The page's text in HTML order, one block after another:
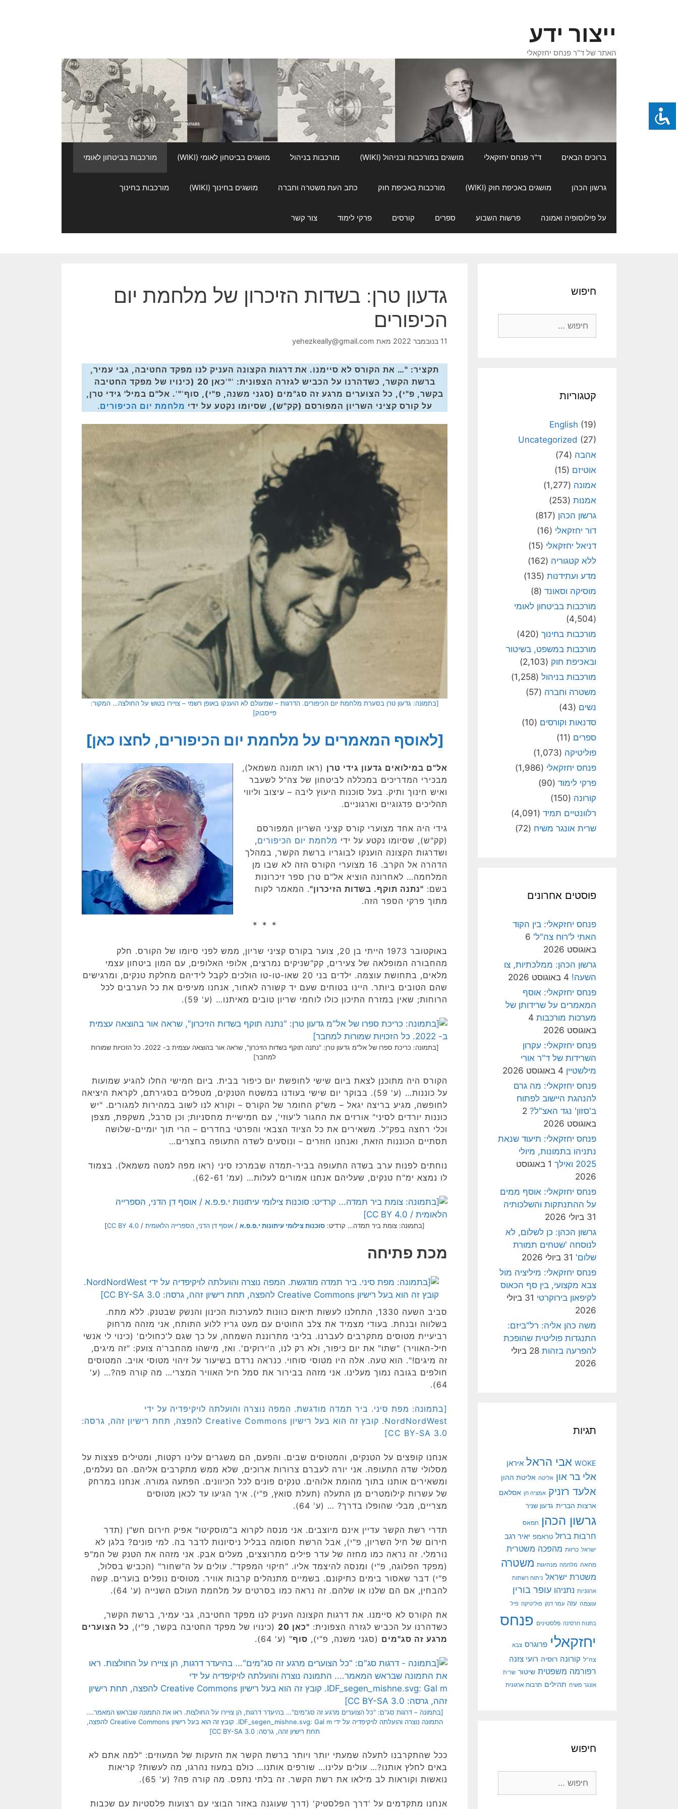
ייצור ידע
האתר של ד"ר פנחס יחזקאלי
ברוכים הבאים ד"ר פנחס יחזקאלי מושגים במורכבות ובניהול (WIKI) מורכבות בניהול מושגים בביטחון לאומי (WIKI) מורכבות בביטחון לאומי
גרשון הכהן מושגים באכיפת חוק (WIKI) מורכבות באכיפת חוק כתב העת משטרה וחברה מושגים בחינוך (WIKI) מורכבות בחינוך
על פילוסופיה ואמונה פרשות השבוע ספרים קורסים פרקי לימוד צור קשר
גדעון טרן: בשדות הזיכרון של מלחמת יום
הכיפורים
11 בנובמבר 2022 מאת yehezkeally@gmail.com
תקציר: "… את הקורס לא סיימנו. את דרגות הקצונה העניק לנו מפקד החטיבה, גבי עמיר,
ברשת הקשר, כשדהרנו על הכביש לגזרה הצפונית: '
"
'
כאן 20 (כינויו של מפקד החטיבה
בקשר, פ"י), כל הצוערים מרגע זה סג"מים (סגני משנה, פ"י), סוף'
"
'. אל"ם במיל' גידי טרן,
על קורס קציני השריון המפורסם (קק"ש), שסיומו נקטע על ידי מלחמת יום הכיפורים.
[בתמונה: גדעון טרן בסערת מלחמת יום הכיפורים. הדרגות – שמעולם לא הוענקו באופן רשמי – צויירו בטוש על החולצה… המקור:
פייסבוק]
[לאוסף המאמרים על מלחמת יום הכיפורים, לחצו כאן]
אל"ם במילואים גדעון גידי טרן (ראו תמונה משמאל),
מבכירי המדריכים במכללה לביטחון של צה"ל לשעבר
ואיש חינוך ותיק. בעל סוכנות היעוץ ליבה – עיצוב וליווי
תהליכים פדגוגיים וארגוניים.
גידי היה אחד מצוערי קורס קציני השריון המפורסם
(קק"ש), שסיומו נקטע על ידי מלחמת יום הכיפורים,
ושדרגות הקצונה הוענקו לבוגריו ברשת הקשר, במהלך
הדהרה אל הקרב. 16 מצוערי הקורס הזה לא שבו מן
המלחמה… לאחרונה הוציא אל"ם טרן ספר זיכרונות
בשם: "נתנה תוקף. בשדות הזיכרון". המאמר לקוח
מתוך פרקי הספר הזה.
* * *
באוקטובר 1973 הייתי בן 20, צוער בקורס קציני שריון, ממש לפני סיומו של הקורס. חלק
מהחבורה המופלאה של צעירים, קק"שניקים נמרצים, אלופי האלופים, עם המון ביטחון עצמי
מלאים, בתחושת עוצמה. ילדים בני 20 שאו-טו-טו הולכים לקבל לידיהם מחלקת טנקים, ומרגישים
שהם הטובים ביותר. היינו בטוחים שעם יד קשורה לאחור, אנחנו מעיפים את כל הערבים לכל
הרוחות; שאין במזרח התיכון כולו לוחמי שריון טובים מאיתנו… (ע' 59).
[בתמונה: כריכת ספרו של אל"מ גדעון טרן: "נתנה תוקף בשדות הזיכרון", שראה אור בהוצאה עצמית ב- 2022. כל הזכויות שמורות
למחבר]
הקורס היה מתוכנן לצאת ביום שישי לחופשת יום כיפור בבית. ביום חמישי החלו להגיע שמועות
על כוננות… (ע' 59). בבוקר יום שישי בעודנו במשטח הטנקים, מטפלים בסגירתם, לקראת היציאה
לחופשה, מגיע בריצה יגאל – מש"ק החומר של הקורס – וקורא לנו לשוב במהירות למגורים. "יש
כוננות יורדים לסיני" אורזים את החגור ל'עוזי', עם חמישיית מחסניות; וכן סרבל, משקפת, מצפן
וכלי רחצה בפק"ל. משאירים את כל הציוד הצבאי והפרטי בחדרים – הרי תוך יומיים-שלושה
תסתיים הכוננות הזאת, ואנחנו חוזרים – ונוסעים לשדה התעופה בחצרים…
נוחתים לפנות ערב בשדה התעופה בביר-תמדה שבמרכז סיני (ראו מפה למטה משמאל). בצמוד
לו נמצא ימ"ח טנקים, שעליהם אנחנו אמורים לעלות… (עמ' 62-61).
[בתמונה: צומת ביר תמדה… קרדיט: סוכנות צילומי עיתונות י.פ.פ.א / אוסף דן הדני, הספרייה הלאומית /
CC BY 4.0
]
מכת פתיחה
סביב השעה 1330, התחלנו לעשות תיאום כוונות למערכות הכינון והנשק שבטנק. ללא מתח.
בשלווה ובנחת. בעודי מצמיד את צלב החוטים עם מעט גריז ללוע התותח, אני מזהה מרחוק
רביעיית מטוסים מתקרבים לעברנו. בליבי מתרוננת השמחה, על כך שגם ל'כחולים' (כינוי לי אנשי
חיל-האוויר) "שתו" את יום כיפור, ולא רק לנו, ה'ירוקים'. ואז, מישהו מהחבר'ה צועק: "זה מיגים,
זה מיגים!". הוא טעה. אלה היו מטוסי סוחוי. כנראה נרדם בשיעור על זיהוי מטוסי אויב. המטוסים
חולפים בגובה נמוך מעלינו. אני מזהה בבירור את סמל חיל האוויר המצרי… מה קורה פה?… (ע'
64).
[בתמונה: מפת סיני. ביר תמדה מודגשת. המפה נוצרה והועלתה לויקיפדיה על ידי
NordNordWest. קובץ זה הוא בעל רישיון Creative Commons להפצה, תחת רישיון זהה, גרסה:
CC BY-SA 3.0]
אנחנו קופצים על הטנקים, והמטוסים שבים. והפעם, הם משגרים עלינו רקטות, ומטילים פצצות על
מסלולי שדה התעופה. אני יורה לעברם צרורות ארוכים, שלא ממש מתקרבים אליהם. הם נעלמים,
ומשאירים אותנו בתוך מהומת אלוהים. טנקים פונים לכל הכיוונים. הפתעה גמורה. אנחנו במרחק
של עשרות קילומטרים מן התעלה (תעלת סואץ, פ"י). איך הגיעו עד לכאן מטוסים
מצריים, מבלי שהופלו בדרך? … (ע' 64).
תדרי רשת הקשר עדיין אינם מיוצבים. אני מנסה לקרוא ב"מוסקיטו" אפיק חירום חש"ן (תדר
חירום של חיל השריון, פ"י), אבל הרשת חסומה בבליל ניסיונות לדבר בה. למי פונים? בלגן לא
נורמלי. זה נראה כמו מחזה של עדר פילים מתרוצצים, מעלים אבק. אני מזהה את הטנק של המ"פ
(מפקד הפלוגה, פ"י) ומנסה להיצמד אליו. "חיקוי המפקד". עולים על ה"שחור" (הכביש בסלול,
פ"י) דבר שאסור בימים כתיקונם. בשמיים מתנהלים קרבות אוויר. מטוסים נופלים בוערים. קשה
להבחין, אם הם שלנו או שלהם. זה נראה כמו בסרטים על מלחמת העולם השנייה (ע' 64).
את הקורס לא סיימנו. את דרגות הקצונה העניק לנו מפקד החטיבה, גבי עמיר, ברשת הקשר,
כשדהרנו על הכביש לגזרה הצפונית: "כאן 20 (כינויו של מפקד החטיבה בקשר, פ"י), כל הצוערים
מרגע זה סג"מים (סגני משנה, פ"י), סוף" (ע' 64).
[בתמונה – דרגות סג"ם: "כל הצוערים מרגע זה סג"מים"… בהיעדר דרגות, הן צויירו על החולצות. ראו את התמונה שבראש המאמר….
התמונה נוצרה והועלתה לויקיפדיה על ידי IDF_segen_mishne.svg: Gal m. קובץ זה הוא בעל רישיון Creative Commons להפצה,
תחת רישיון זהה, גרסה: CC BY-SA 3.0]
ככל שהתקרבנו לתעלה שמעתי יותר ויותר ברשת הקשר את הזעקות של המעוזים: "למה אתם לא
באים לחלץ אותנו?… עולים עלינו… שורפים אותנו… כולם במעוז נהרגו, מה לעשות? קריאות
נואשות וקוראות לב מילאו את רשת הקשר. זה בלתי נתפס. מה קורה פה? (ע' 65).
אנחנו מתקדמים על 'דרך הפלסטיק' (דרך שעוגנה באזור הבוצי עם רצועות פלסטיות עם שכבות
חיפוש
קטגוריות
English (19)
Uncategorized (27)
אהבה (74)
אוטיזם (15)
אמונה (1,277)
אמנות (253)
גרשון הכהן (817)
דור יחזקאלי (16)
דניאל יחזקאלי (15)
ללא קטגוריה (162)
מדע ועתידנות (135)
מוסיקה וסאונד (8)
מורכבות בביטחון לאומי
(4,504)
מורכבות בחינוך (420)
מורכבות במשפט, בשיטור
ובאכיפת חוק (2,103)
מורכבות בניהול (1,258)
משטרה וחברה (57)
נשים (43)
סדנאות וקורסים (10)
ספרים (11)
פוליטיקה (1,073)
פנחס יחזקאלי (1,986)
פרקי לימוד (90)
קורונה (150)
רלוונטיים תמיד (4,091)
שרית אונגר משיח (72)
פוסטים אחרונים
פנחס יחזקאלי: בין הקוד
האתי ל'רוח צה"ל' 6
באוגוסט 2026
גרשון הכהן: ממלכתיות, צו
השעה! 4 באוגוסט 2026
פנחס יחזקאלי: אוסף
המאמרים על שרידותן של
מערכות מורכבות 4
באוגוסט 2026
פנחס יחזקאלי: עקרון
השרידות של ד"ר אורי
מילשטיין 4 באוגוסט 2026
פנחס יחזקאלי: מה גרם
להנהגת היישוב לפתוח
ב'סזון' נגד האצ"ל? 2
באוגוסט 2026
פנחס יחזקאלי: תיעוד שנאת
נתניהו בתמונות, מיולי
2025 ואילך
1 באוגוסט
2026
פנחס יחזקאלי: אוסף ממים
על ההתנתקות והשלכותיה
31 ביולי 2026
גרשון הכהן: כן לשלום, לא
לנוסחה 'שטחים תמורת
שלום' 31 ביולי 2026
פנחס יחזקאלי: מיליציה מול
צבא מקצועי, בין סף הכאוס
לקיפאון בירוקרטי
31 ביולי
2026
משה כהן אליה: רל"ביזם:
התנגדות פוליטית שהופכת
להפרעה בזהות
28 ביולי
2026
תגיות
WOKE אבי הראל איראן
אלי בר און אליטה אליטת ההון
אלעד רזניק אמציה חן אסלאם
ארצות הברית גדעון שניר
גרשון הכהן חמאס
חרבות ברזל טראמפ יאיר רגב
ישראל כרזות מהפכה משטרית
מחאה מלחמה מנהיגות משטרה
משטרת ישראל ניתוח רשתות
ארגוניות נתניהו עופר בורין
עוצמה עזה עמר דנק פוליטיקה פיל
בחנות חרסינה פלסטינים פנחס
יחזקאלי פרוגרס צבא
צה"ל קורונה רוסיה רועי צזנה
רפורמה משפטית שיטור שרית
אונגר משיח תהילים תרבות ארגונית
חיפוש